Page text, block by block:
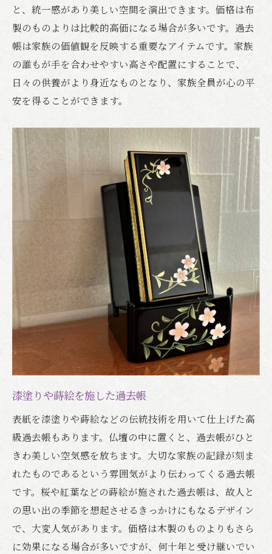
と、統一感があり美しい空間を演出できます。価格は布
製のものよりは比較的高価になる場合が多いです。過去
帳は家族の価値観を反映する重要なアイテムです。家族
の誰もが手を合わせやすい高さや配置にすることで、
日々の供養がより身近なものとなり、家族全員が心の平
安を得ることができます。
漆塗りや蒔絵を施した過去帳
表紙を漆塗りや蒔絵などの伝統技術を用いて仕上げた高
級過去帳もあります。仏壇の中に置くと、過去帳がひと
きわ美しい空気感を放ちます。大切な家族の記録が刻ま
れたものであるという雰囲気がより伝わってくる過去帳
です。桜や紅葉などの蒔絵が施された過去帳は、故人と
の思い出の季節を想起させるきっかけにもなるデザイン
で、大変人気があります。価格は木製のものよりもさら
に効果になる場合が多いですが、何十年と受け継いでい